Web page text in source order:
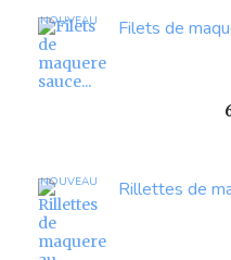
NOUVEAU Filets de
NOUVEAU Rillettes de